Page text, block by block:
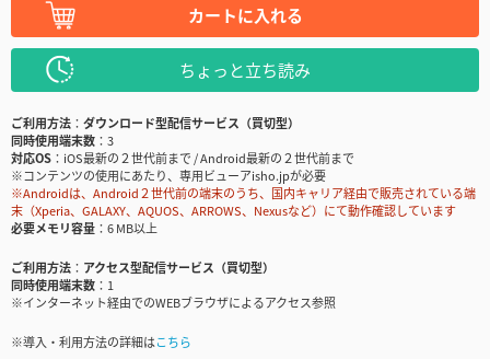
カートに入れる
ちょっと立ち読み
ご利用方法
ダウンロード型配信サービス（買切型）
同時使用端末数
3
対応OS
iOS最新の２世代前まで / Android最新の２世代前まで
※コンテンツの使用にあたり、専用ビューアisho.jpが必要
※Androidは、Android２世代前の端末のうち、国内キャリア経由で販売されている端
末（Xperia、GALAXY、AQUOS、ARROWS、Nexusなど）にて動作確認しています
必要メモリ容量
6 MB以上
ご利用方法
アクセス型配信サービス（買切型）
同時使用端末数
1
※インターネット経由でのWEBブラウザによるアクセス参照
※導入・利用方法の詳細はこちら